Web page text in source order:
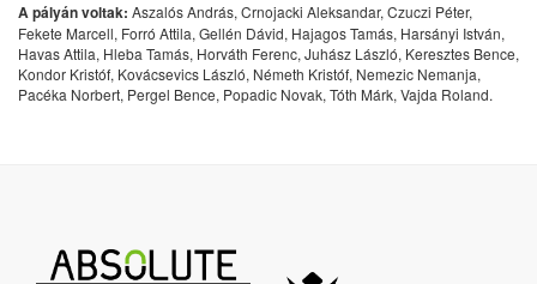
A pályán voltak: Aszalós András, Crnojacki Aleksandar, Czuczi Péter,
Fekete Marcell, Forró Attila, Gellén Dávid, Hajagos Tamás, Harsányi István,
Havas Attila, Hleba Tamás, Horváth Ferenc, Juhász László, Keresztes Bence,
Kondor Kristóf, Kovácsevics László, Németh Kristóf, Nemezic Nemanja,
Pacéka Norbert, Pergel Bence, Popadic Novak, Tóth Márk, Vajda Roland.